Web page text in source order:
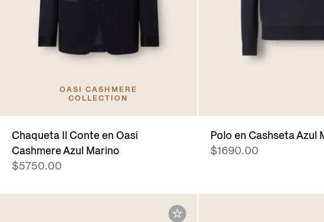
OASI CASHMERE
COLLECTION
Chaqueta Il Conte en Oasi
Cashmere Azul Marino
$5750.00
Polo en Cashseta Azul
$1690.00